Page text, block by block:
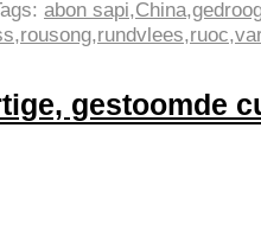
abon sapi,China,
,rousong,rundvlees,ruoc,
gestoomde